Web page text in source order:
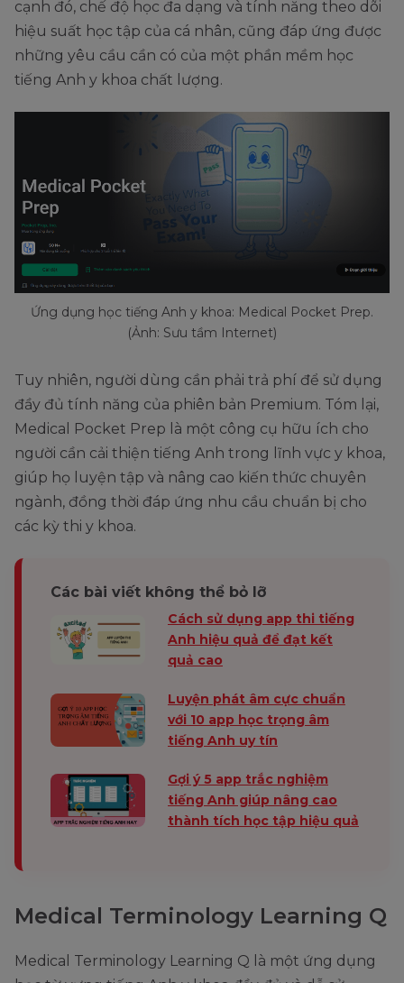
cạnh đó, chế độ học đa dạng và tính năng theo dõi
hiệu suất học tập của cá nhân, cũng đáp ứng được
những yêu cầu cần có của một phần mềm học
tiếng Anh y khoa chất lượng.
Ứng dụng học tiếng Anh y khoa: Medical Pocket Prep.
(Ảnh: Sưu tầm Internet)
Tuy nhiên, người dùng cần phải trả phí để sử dụng
đầy đủ tính năng của phiên bản Premium. Tóm lại,
Medical Pocket Prep là một công cụ hữu ích cho
người cần cải thiện tiếng Anh trong lĩnh vực y khoa,
giúp họ luyện tập và nâng cao kiến thức chuyên
ngành, đồng thời đáp ứng nhu cầu chuẩn bị cho
các kỳ thi y khoa.
Các bài viết không thể bỏ lỡ
Cách sử dụng app thi tiếng
Anh hiệu quả để đạt kết
quả cao
Luyện phát âm cực chuẩn
với 10 app học trọng âm
tiếng Anh uy tín
Gợi ý 5 app trắc nghiệm
tiếng Anh giúp nâng cao
thành tích học tập hiệu quả
Medical Terminology Learning Q
Medical Terminology Learning Q là một ứng dụng